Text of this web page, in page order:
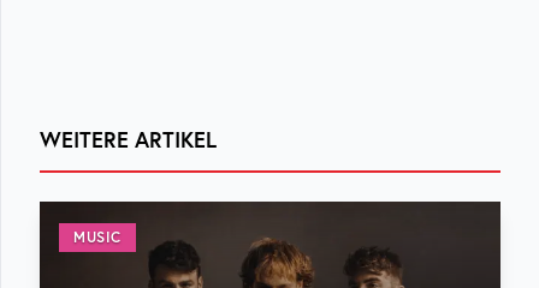
WEITERE ARTIKEL
MUSIC